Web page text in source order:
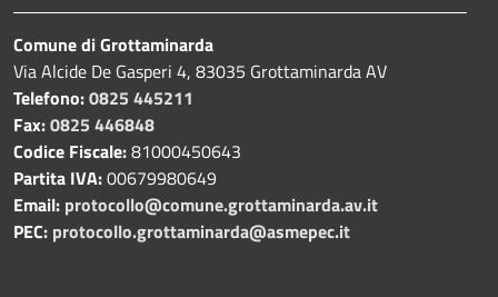
Comune di Grottaminarda
Via Alcide De Gasperi 4, 83035 Grottaminarda AV
Telefono:0825 445211
Fax:0825 446848
Codice Fiscale:81000450643
Partita IVA:00679980649
Email: protocollo@comune.grottaminarda.av.it
PEC: protocollo.grottaminarda@asmepec.it